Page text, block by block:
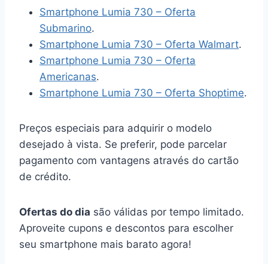
Smartphone Lumia 730 – Oferta
Submarino.
Smartphone Lumia 730 – Oferta Walmart.
Smartphone Lumia 730 – Oferta
Americanas.
Smartphone Lumia 730 – Oferta Shoptime.
Preços especiais para adquirir o modelo
desejado à vista. Se preferir, pode parcelar
pagamento com vantagens através do cartão
de crédito.
Ofertas do dia são válidas por tempo limitado.
Aproveite cupons e descontos para escolher
seu smartphone mais barato agora!